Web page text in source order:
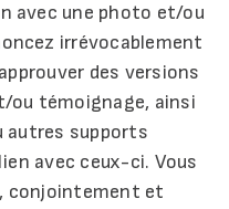
avec une photo et/ou
irrévocablement
des versions
ou témoignage, ainsi
autres supports
avec ceux-ci. Vous
conjointement et